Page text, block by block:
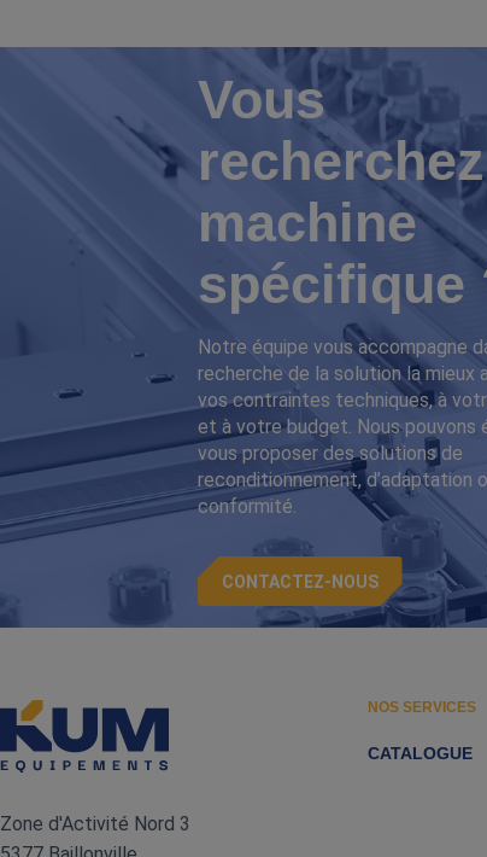
Vous
machine
spécifique
Notre équipe vous accompagne
recherche de la solution la mieux
vos contraintes techniques, à
et à votre budget. Nous pouvons
vous proposer des solutions de
reconditionnement, d’adaptation
conformité.
CONTACTEZ-NOUS
Zone d'Activité Nord 3
NOS SERVICES
CATALOGUE